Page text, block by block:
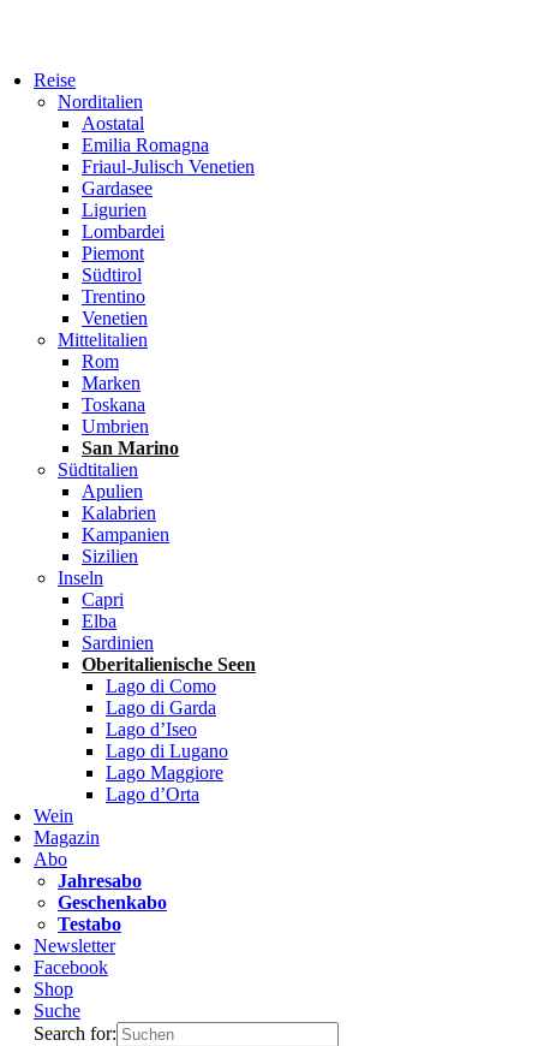
Reise
Norditalien
Aostatal
Emilia Romagna
Friaul-Julisch Venetien
Gardasee
Ligurien
Lombardei
Piemont
Südtirol
Trentino
Venetien
Mittelitalien
Rom
Marken
Toskana
Umbrien
San Marino
Südtitalien
Apulien
Kalabrien
Kampanien
Sizilien
Inseln
Capri
Elba
Sardinien
Oberitalienische Seen
Lago di Como
Lago di Garda
Lago d’Iseo
Lago di Lugano
Lago Maggiore
Lago d’Orta
Wein
Magazin
Abo
Jahresabo
Geschenkabo
Testabo
Newsletter
Facebook
Shop
Suche
Search for: